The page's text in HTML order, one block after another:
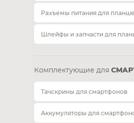
Разъемы питания для
Шлейфы и запчасти для
Комплектующие для
Тачскрины для смартфонов
Аккумуляторы для